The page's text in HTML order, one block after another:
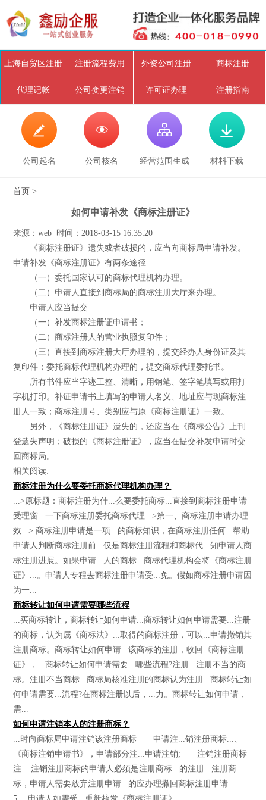
上海自贸区注册 注册流程费用 外资公司注册 商标注册
代理记帐 公司变更注销 许可证办理 注册指南

公司起名

公司核名

经营范围生成

材料下载
首页 >
如何申请补发《商标注册证》
来源：web 时间：2018-03-15 16:35:20
《商标注册证》遗失或者破损的，应当向商标局申请补发。
申请补发《商标注册证》有两条途径
（一）委托国家认可的商标代理机构办理。
（二）申请人直接到商标局的商标注册大厅来办理。
申请人应当提交
（一）补发商标注册证申请书；
（二）商标注册人的营业执照复印件；
（三）直接到商标注册大厅办理的，提交经办人身份证及其
复印件；委托商标代理机构办理的，提交商标代理委托书。
所有书件应当字迹工整、清晰，用钢笔、签字笔填写或用打
字机打印。补证申请书上填写的申请人名义、地址应与现商标注
册人一致；商标注册号、类别应与原《商标注册证》一致。
另外，《商标注册证》遗失的，还应当在《商标公告》上刊
登遗失声明；破损的《商标注册证》，应当在提交补发申请时交
回商标局。
相关阅读:
商标注册为什么要委托商标代理机构办理？
...>原标题：商标注册为什...么要委托商标...直接到商标注册申请
受理窗...一下商标注册委托商标代理...>第一、商标注册申请办理
效...> 商标注册申请是一项...的商标知识，在商标注册任何...帮助
申请人判断商标注册前...仅是商标注册流程和商标代...知申请人商
标注册进展。如果申请...人的商标...商标代理机构会将《商标注册
证》...。申请人专程去商标注册申请受...免。假如商标注册申请因
为一...
商标转让如何申请需要哪些流程
...买商标转让，商标转让如何申请...商标转让如何申请需要...注册
的商标，认为属《商标法》...取得的商标注册，可以...申请撤销其
注册商标。商标转让如何申请...该商标的注册，收回《商标注册
证》，...商标转让如何申请需要...哪些流程?注册...注册不当的商
标。注册不当商标...商标局核准注册的商标认为注册...商标转让如
何申请需要...流程?在商标注册以后，...力。商标转让如何申请，
需...
如何申请注销本人的注册商标？
...时向商标局申请注销该注册商标 申请注...销注册商标...、
《商标注销申请书》，申请部分注...申请注销; 注销注册商标
注... 注销注册商标的申请人必须是注册商标...的注册...注册商
标，申请人需要放弃注册申请...的应办理撤回商标注册申请...